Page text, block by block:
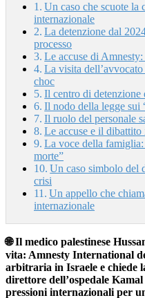
Un caso che scuote la
internazionale
La detenzione dal
processo
Le accuse di
La visita
choc
Il centro di detenzione
Il nodo della legge sui
Il ruolo del personale
Le accuse e il dibattito
La voce della famiglia:
morte”
Un caso simbolo del
crisi
Un appello che
internazionale
🌐 Il medico palestinese
vita: Amnesty International
arbitraria in Israele e chiede
direttore dell’ospedale
pressioni internazionali per